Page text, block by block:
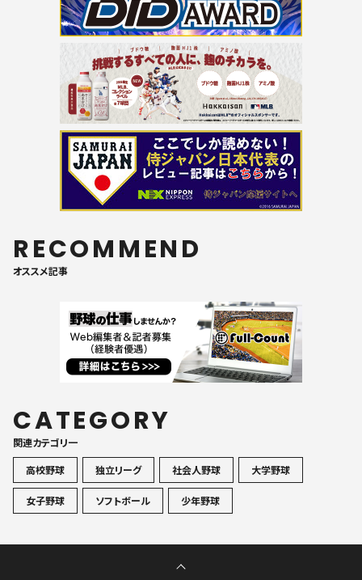
RECOMMEND
オススメ記事
CATEGORY
関連カテゴリ一
高校野球
独立リーグ 社会人野球 大学野球
女子野球 ソフトボール 少年野球